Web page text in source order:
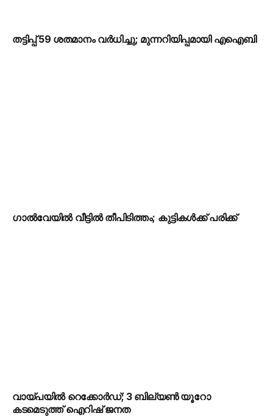
തട്ടിപ്പ് 59 ശതമാനം വർധിച്ചു; മുന്നറിയിപ്പമായി എഐബി
ഗാൽവേയിൽ വീട്ടിൽ തീപിടിത്തം; കുട്ടികൾക്ക് പരിക്ക്
വായ്പയിൽ റെക്കോർഡ്; 3 ബില്യൺ യൂറോ
കടമെടുത്ത് ഐറിഷ് ജനത